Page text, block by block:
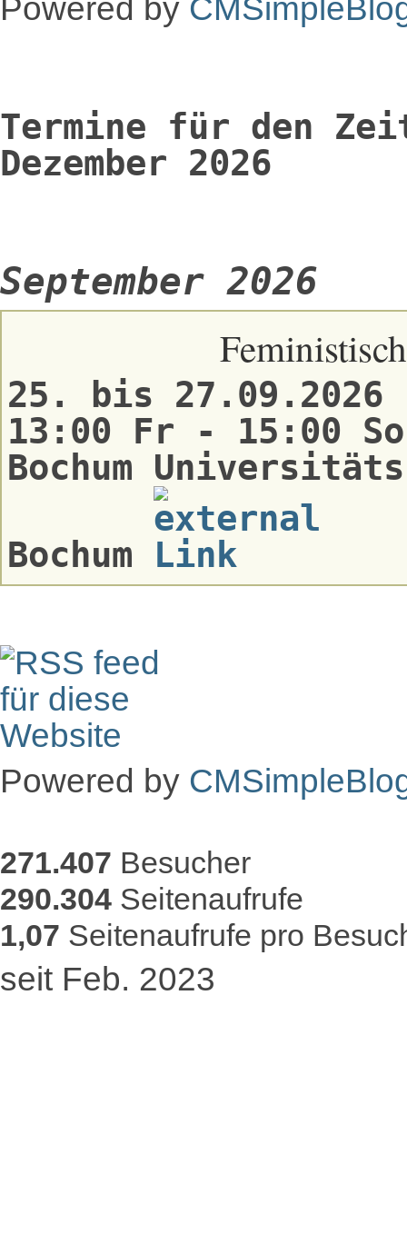
Powered by
Termine für den
Dezember 2026
September 2026
25. bis 27.09.2026
13:00 Fr - 15:00
Bochum
Bochum
Powered by
271.407 Besucher
290.304 Seitenaufrufe
1,07 Seitenaufrufe pro
seit Feb. 2023